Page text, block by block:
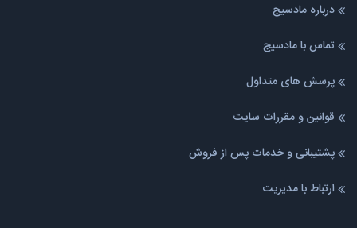
درباره مادسیج
تماس با مادسیج
پرسش های متداول
قوانین و مقررات سایت
پشتیبانی و خدمات پس از فروش
ارتباط با مدیریت